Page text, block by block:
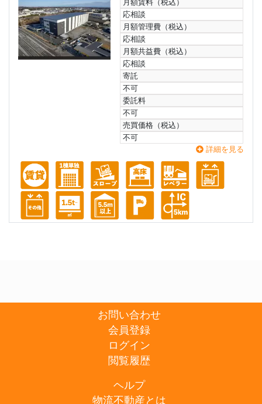
月額賃料（税込）
応相談
月額管理費（税込）
応相談
月額共益費（税込）
応相談
寄託
不可
委託料
不可
売買価格（税込）
不可
詳細を見る
お問い合わせ
会員登録
ログイン
閲覧履歴
ヘルプ
物流不動産とは